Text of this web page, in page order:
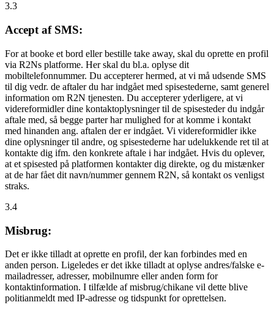
3.3
Accept af SMS:
For at booke et bord eller bestille take away, skal du oprette en profil
via R2Ns platforme. Her skal du bl.a. oplyse dit
mobiltelefonnummer. Du accepterer hermed, at vi må udsende SMS
til dig vedr. de aftaler du har indgået med spisestederne, samt generel
information om R2N tjenesten. Du accepterer yderligere, at vi
videreformidler dine kontaktoplysninger til de spisesteder du indgår
aftale med, så begge parter har mulighed for at komme i kontakt
med hinanden ang. aftalen der er indgået. Vi videreformidler ikke
dine oplysninger til andre, og spisestederne har udelukkende ret til at
kontakte dig ifm. den konkrete aftale i har indgået. Hvis du oplever,
at et spisested på platformen kontakter dig direkte, og du mistænker
at de har fået dit navn/nummer gennem R2N, så kontakt os venligst
straks.
3.4
Misbrug:
Det er ikke tilladt at oprette en profil, der kan forbindes med en
anden person. Ligeledes er det ikke tilladt at oplyse andres/falske e-
mailadresser, adresser, mobilnumre eller anden form for
kontaktinformation. I tilfælde af misbrug/chikane vil dette blive
politianmeldt med IP-adresse og tidspunkt for oprettelsen.